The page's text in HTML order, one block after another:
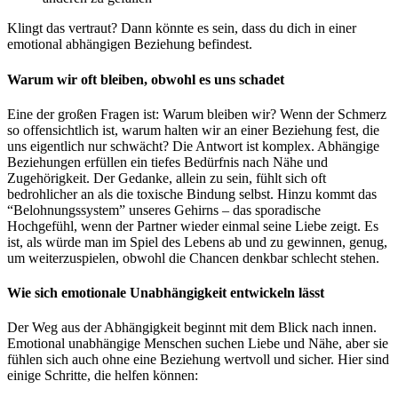
Klingt das vertraut? Dann könnte es sein, dass du dich in einer
emotional abhängigen Beziehung befindest.
Warum wir oft bleiben, obwohl es uns schadet
Eine der großen Fragen ist: Warum bleiben wir? Wenn der Schmerz
so offensichtlich ist, warum halten wir an einer Beziehung fest, die
uns eigentlich nur schwächt? Die Antwort ist komplex. Abhängige
Beziehungen erfüllen ein tiefes Bedürfnis nach Nähe und
Zugehörigkeit. Der Gedanke, allein zu sein, fühlt sich oft
bedrohlicher an als die toxische Bindung selbst. Hinzu kommt das
“Belohnungssystem” unseres Gehirns – das sporadische
Hochgefühl, wenn der Partner wieder einmal seine Liebe zeigt. Es
ist, als würde man im Spiel des Lebens ab und zu gewinnen, genug,
um weiterzuspielen, obwohl die Chancen denkbar schlecht stehen.
Wie sich emotionale Unabhängigkeit entwickeln lässt
Der Weg aus der Abhängigkeit beginnt mit dem Blick nach innen.
Emotional unabhängige Menschen suchen Liebe und Nähe, aber sie
fühlen sich auch ohne eine Beziehung wertvoll und sicher. Hier sind
einige Schritte, die helfen können: